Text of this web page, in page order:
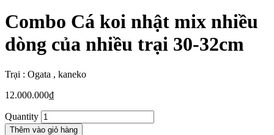
New
Combo Cá koi nhật mix nhiều
dòng của nhiều trại 30-32cm
Trại : Ogata , kaneko
12.000.000₫
Quantity
Thêm vào giỏ hàng